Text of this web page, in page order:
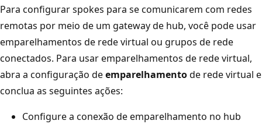
A
z
u
r
e
M
Para configurar spokes para se comunicarem com redes
remotas por meio de um gateway de hub, você pode usar
emparelhamentos de rede virtual ou grupos de rede
conectados. Para usar emparelhamentos de rede virtual,
abra a configuração deemparelhamentode rede virtual e
conclua as seguintes ações:
Configure a conexão de emparelhamento no hub